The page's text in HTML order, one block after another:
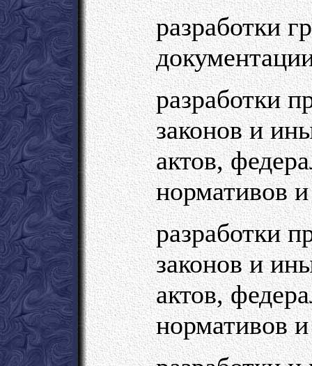
разработки
разработки
законов и
актов,
нормативов
разработки
законов и
актов,
нормативов